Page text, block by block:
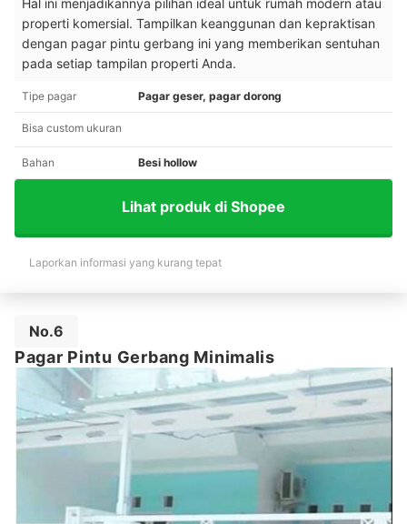
Hal ini menjadikannya pilihan ideal untuk rumah modern atau
properti komersial. Tampilkan keanggunan dan kepraktisan
dengan pagar pintu gerbang ini yang memberikan sentuhan
pada setiap tampilan properti Anda.
Tipe pagar Pagar geser, pagar dorong
Bisa custom ukuran
Bahan Besi hollow
Lihat produk di Shopee
Laporkan informasi yang kurang tepat
No.6
Pagar Pintu Gerbang Minimalis